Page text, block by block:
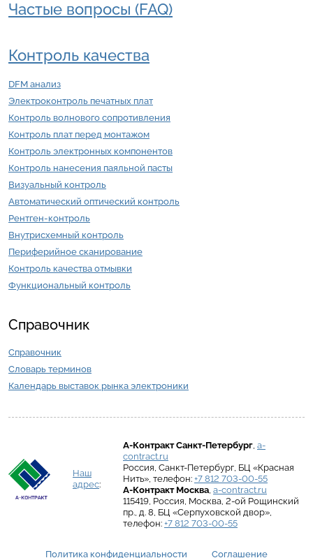
Частые вопросы (FAQ)
Контроль качества
DFM анализ
Электроконтроль печатных плат
Контроль волнового сопротивления
Контроль плат перед монтажом
Контроль электронных компонентов
Контроль нанесения паяльной пасты
Визуальный контроль
Автоматический оптический контроль
Рентген-контроль
Внутрисхемный контроль
Периферийное сканирование
Контроль качества отмывки
Функциональный контроль
Справочник
Справочник
Словарь терминов
Календарь выставок рынка электроники
Наш
адрес:
А-Контракт Санкт-Петербург, a-
contract.ru
Россия, Санкт-Петербург, БЦ «Красная
Нить», телефон: +7 812 703-00-55
А-Контракт Москва, a-contract.ru
115419, Россия, Москва, 2-ой Рощинский
пр., д. 8, БЦ «Серпуховской двор»,
телефон: +7 812 703-00-55
Политика конфиденциальности Соглашение